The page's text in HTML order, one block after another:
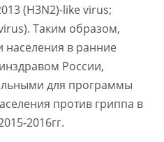
(H3N2)-like virus;
Таким образом,
в ранние
России,
для программы
против гриппа в
2016гг.